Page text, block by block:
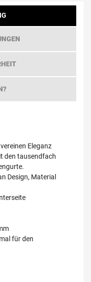
Eleganz
den tausendfach
Design, Material
für den